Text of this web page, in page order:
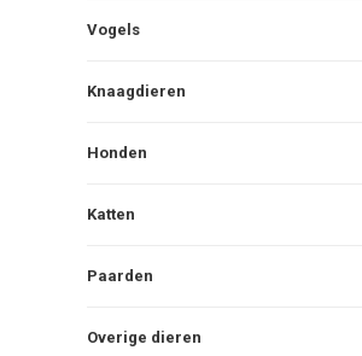
Vogels
Knaagdieren
Honden
Katten
Paarden
Overige dieren